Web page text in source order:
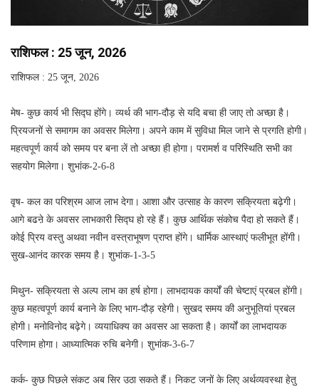
राशिफल : 25 जून, 2026
राशिफल : 25 जून, 2026
मेष- कुछ कार्य भी सिद्घ होंगे। व्यर्थ की भाग-दौड़ से यदि बचा ही जाए तो अच्छा है।
प्रियजनों से समागम का अवसर मिलेगा। अपने काम में सुविधा मिल जाने से प्रगति होगी।
महत्वपूर्ण कार्य को समय पर बना लें तो अच्छा ही होगा। परामर्श व परिस्थिति सभी का
सहयोग मिलेगा। शुभांक-2-6-8
वृष- कल का परिश्रम आज लाभ देगा। आशा और उत्साह के कारण सक्रियता बढ़ेगी।
आगे बढऩे के अवसर लाभकारी सिद्घ हो रहे हैं। कुछ आर्थिक संकोच पैदा हो सकते हैं।
कोई प्रिय वस्तु अथवा नवीन वस्त्राभूषण प्राप्त होंगे। धार्मिक आस्थाएं फलीभूत होंगी।
सुख-आनंद कारक समय है। शुभांक-1-3-5
मिथुन- सक्रियता से अल्प लाभ का हर्ष होगा। लाभदायक कार्यों की चेष्टाएं प्रबल होंगी।
कुछ महत्वपूर्ण कार्य बनाने के लिए भाग-दौड़ रहेगी। सुखद समय की अनुभूतियां प्रबल
होगी। मनोविनोद बढ़ेगे। व्ययाधिक्य का अवसर आ सकता है। कार्यों का लाभदायक
परिणाम होगा। आध्यात्मिक रुचि बनेगी। शुभांक-3-6-7
कर्क- कुछ पिछले संकट अब सिर उठा सकते हैं। निकट जनों के लिए अर्थव्यवस्था हेतु